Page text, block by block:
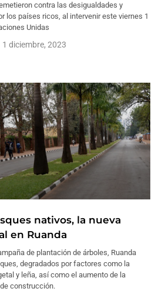
contra las desigualdades y
los países ricos, al intervenir este viernes 1
Unidas
1 diciembre, 2023
nativos, la nueva
en Ruanda
de plantación de árboles, Ruanda
degradados por factores como la
y leña, así como el aumento de la
construcción.